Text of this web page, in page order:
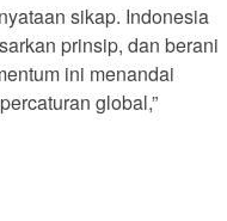
sikap. Indonesia
prinsip, dan berani
ini menandai
global,”